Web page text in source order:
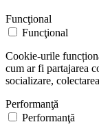
Funcţional
Funcţional
Cookie-urile
cum ar fi partajarea
socializare,
Performanţă
Performanţă